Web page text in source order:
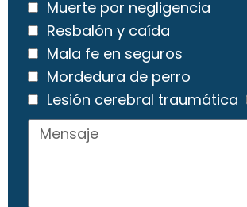
Muerte por negligencia
Resbalón y caída
Mala fe en seguros
Mordedura de perro
Lesión cerebral traumática